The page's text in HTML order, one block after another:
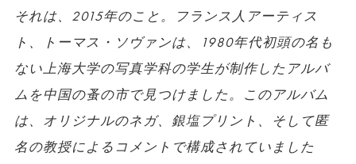
それは、2015年のこと。フランス人アーティス
ト、トーマス・ソヴァンは、1980年代初頭の名も
ない上海大学の写真学科の学生が制作したアルバ
ムを中国の蚤の市で見つけました。このアルバム
は、オリジナルのネガ、銀塩プリント、そして匿
名の教授によるコメントで構成されていました